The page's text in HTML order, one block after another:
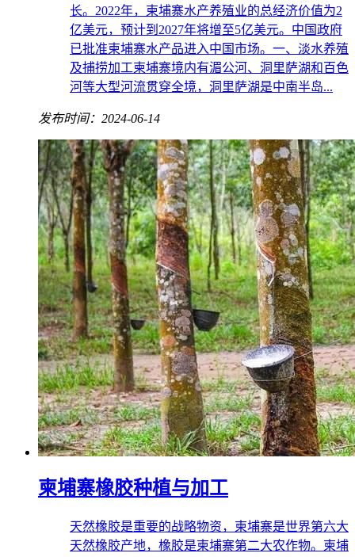
长。2022年，柬埔寨水产养殖业的总经济价值为2
亿美元，预计到2027年将增至5亿美元。中国政府
已批准柬埔寨水产品进入中国市场。一、淡水养殖
及捕捞加工柬埔寨境内有湄公河、洞里萨湖和百色
河等大型河流贯穿全境，洞里萨湖是中南半岛...
发布时间：2024-06-14
柬埔寨橡胶种植与加工
天然橡胶是重要的战略物资，柬埔寨是世界第六大
天然橡胶产地，橡胶是柬埔寨第二大农作物。柬埔